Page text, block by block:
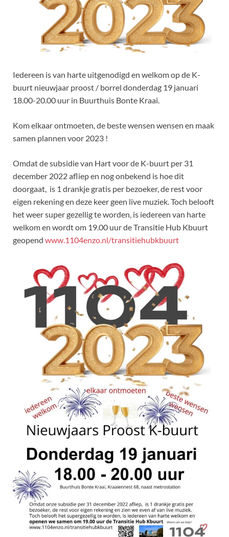
Iedereen is van harte uitgenodigd en welkom op de K-
buurt nieuwjaar proost / borrel donderdag 19 januari
18.00-20.00 uur in Buurthuis Bonte Kraai.
Kom elkaar ontmoeten, de beste wensen wensen en maak
samen plannen voor 2023 !
Omdat de subsidie van Hart voor de K-buurt per 31
december 2022 afliep en nog onbekend is hoe dit
doorgaat, is 1 drankje gratis per bezoeker, de rest voor
eigen rekening en deze keer geen live muziek. Toch belooft
het weer super gezellig te worden, is iedereen van harte
welkom en wordt om 19.00 uur de Transitie Hub Kbuurt
geopend www.1104enzo.nl/transitiehubkbuurt